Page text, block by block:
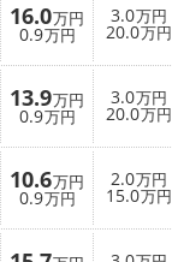
16.0万円
0.9万円
3.0万円
20.0万円
13.9万円
0.9万円
3.0万円
20.0万円
10.6万円
0.9万円
2.0万円
15.0万円